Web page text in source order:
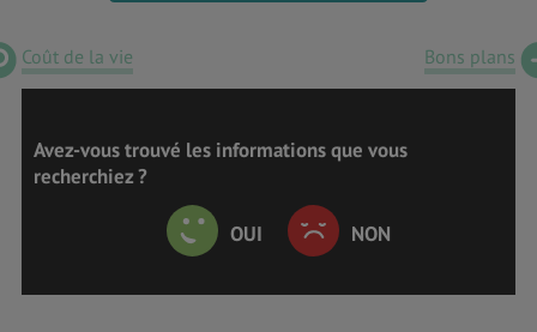
Coût de la vie Bons plans
Avez-vous trouvé les informations que vous
recherchiez ?
OUI NON